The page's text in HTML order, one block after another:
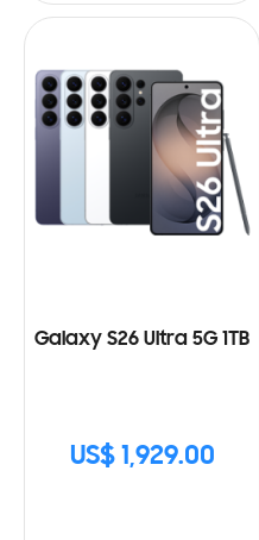
Galaxy S26 Ultra 5G 1TB
US$ 1,929.00